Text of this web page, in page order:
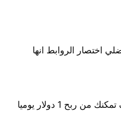
الروابط انها
و لكن في الحقيقة سوف تمكنك من ربح 1 دولار يوميا